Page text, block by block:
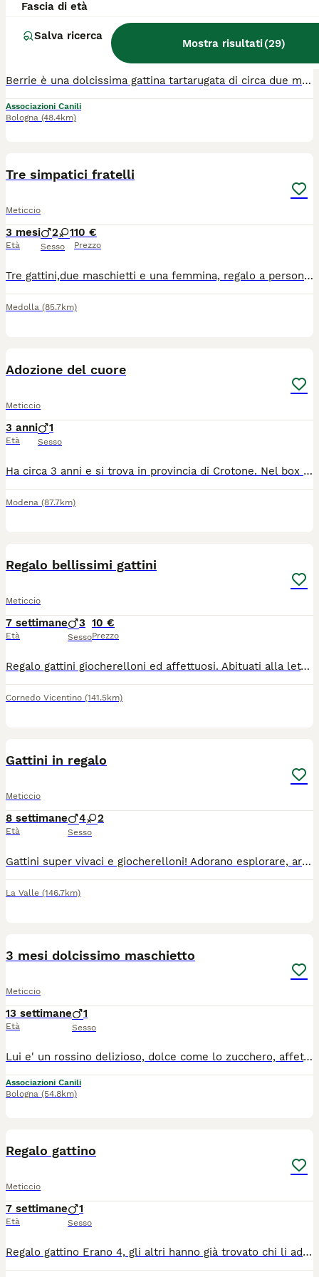
Fascia di età
Salva ricerca
Mostra risultati(29)
8 settimane 1
Berrie è una dolcissima gattina tartarugata di circa due mesi, trovata da sola in campagna, tra i rovi, mentre piangeva disperata. Proprio da quel luogo nasce il suo nome, ispirato ai frutti di bosco. È una gattina davvero speciale: una piccola batuffolina che fa le fusa senza sosta, come un motorino sempre acceso. Basta incontrarla per innamorarsi del suo carattere dolce e affettuoso. È estremamente mansueta ed educata. Fin dal primo momento si è comportata come una gattina di casa: ha imparato subito a usare la lettiera, accetta tranquillamente il trasportino e ama stare in braccio. È curiosa, osserva con attenzione tutto ciò che la circonda e cerca continuamente il contatto con le persone. Berrie adora la compagnia e sogna una famiglia che la accolga e la ami per tutta la vita. Si trova in Calabria, ma può raggiungere tutta Italia tramite staffetta autorizzata. Verrà affidata spulciata, vaccinata e microchippata, previo iter di preaffido. No adozione con solo giardino. Per informazioni contattare Chiara: 389 9276292. Se non doveste ricevere risposta, lasciate un breve messaggio di presentazione: sarete ricontattati al più presto.
Associazioni Canili
Bologna (48.4km)
Tre simpatici fratelli
Meticcio
3 mesi
Età
2 1
Sesso
10 €
Prezzo
Tre gattini,due maschietti e una femmina, regalo a persone serie che li vogliano accudire e curare,erano 5 i fratellini sono stati felicemente adottati
Medolla (85.7km)
Adozione del cuore
Meticcio
3 anni
Età
1
Sesso
Ha circa 3 anni e si trova in provincia di Crotone. Nel box è disperato, prima era libero, aveva i suoi compagni. Ora non ha più nulla. Vive chiuso in un box senza uscite. Resta sdraiato sul cemento, a fissare il vuoto, solo, con nel cuore l'angoscia per la vita perduta. Ed essendo un cane nero ha pochissime possibilità. Si cerca per lui adozione o stallo, con un gesto di amore. Erika 3477569219
Modena (87.7km)
Regalo bellissimi gattini
Meticcio
7 settimane
Età
3
Sesso
10 €
Prezzo
Regalo gattini giocherelloni ed affettuosi. Abituati alla lettiera e a stare con i bambini. Disponibili fin da subito
Cornedo Vicentino (141.5km)
Gattini in regalo
Meticcio
8 settimane
Età
4 2
Sesso
Gattini super vivaci e giocherelloni! Adorano esplorare, arrampicarsi e scoprire tutto intorno. Hanno tanta energia, sono già svezzati e mangiano cibo normale. Essendo abituati a stare fuori, sono perfetti per una vita all'aperto!
La Valle (146.7km)
3 mesi dolcissimo maschietto
Meticcio
13 settimane
Età
1
Sesso
Lui e' un rossino delizioso, dolce come lo zucchero, affettuosissimo, concentrato di fusa, 3 mesi circa. Ha tante coccole da donare. E' abituato alla lettiera, ed è sano e giocherellone ❤️ Cerca casa, solo casa in sicurezza, no dentro fuori. Dopo pre affido, visita conoscitiva volontario di zona a casa degli adottanti, raggiunge tutto il Centro Nord da Palermo con staffetta autorizzata ASL, vaccini e certificazione veterinario 3280648813
Associazioni Canili
Bologna (54.8km)
Regalo gattino
Meticcio
7 settimane
Età
1
Sesso
Regalo gattino Erano 4, gli altri hanno già trovato chi li adotta. Meticcio, la mamma è una certosina, il padre un soriano con pelo lunghezza media, nato il 17/06/2026. Se volete altre foto sono disposto a mandarle. Disponibile anche su Whatsup.